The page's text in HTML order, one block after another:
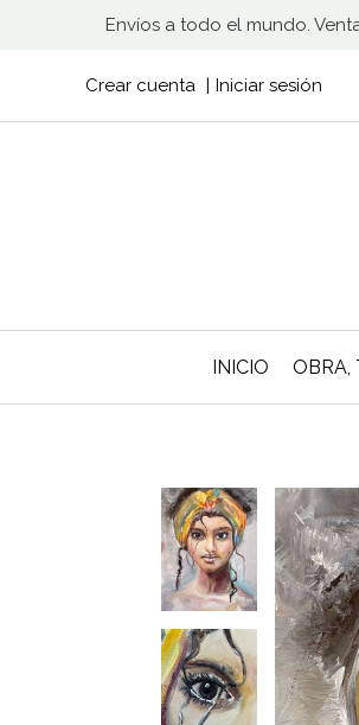
Envíos a todo el mundo.
Crear cuenta Iniciar sesión
INICIO OBRA,